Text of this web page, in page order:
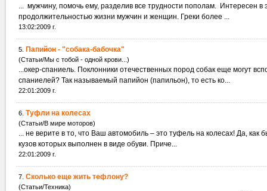
... мужчину, помочь ему,
продолжительностью жизни мужчин и женщин. Греки более ...
13:02:2009 г.
5. Папийон - "собака-бабочка"
(Статьи/Мы с тобой - одной крови...)
спаниелей? Так называемый папийон (папильон), то есть ко...
22:01:2009 г.
6. Туфли на колесах
(Статьи/В мире моторов)
... не верите в то,
кузов которых выполнен в виде обуви. Приче...
22:01:2009 г.
7. Сколько еще жить тефлону?
(Статьи/Техника)